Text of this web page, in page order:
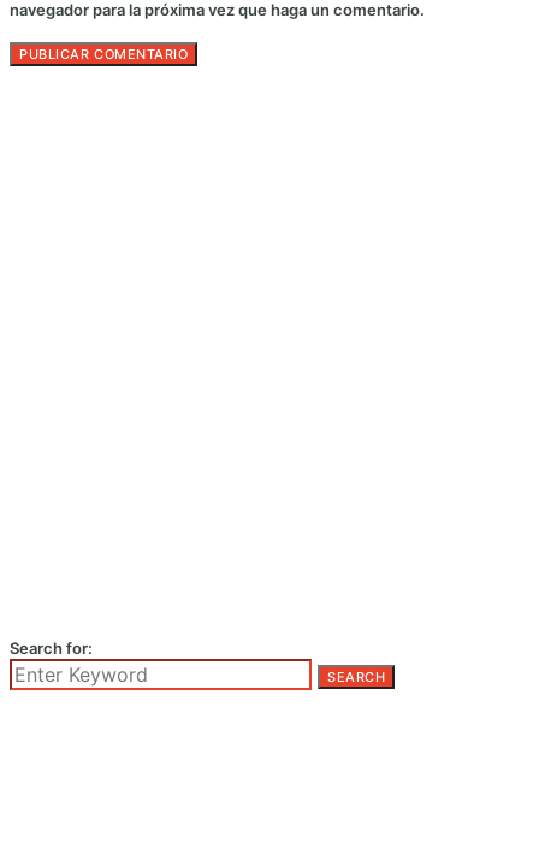
navegador para la próxima vez que haga un comentario.
Search for:
SEARCH